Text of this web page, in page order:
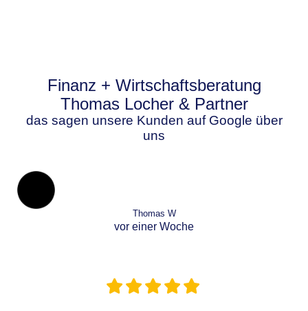
Finanz + Wirtschaftsberatung
Thomas Locher & Partner
das sagen unsere Kunden auf Google über
uns
Thomas W
vor einer Woche